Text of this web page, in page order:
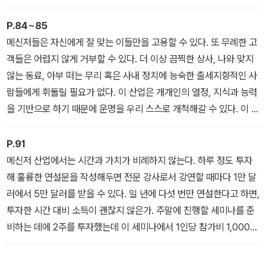
셀러 1위가 됐다. … 이들은 소소해 보이는 메시지에서 출발했다. 그
리고 이들 중 시작할 때부터 유명하고 부자였던 사람은 아무도 없다.
이 점이 가장 중요하다. 이들도 시작할 때는 당신과 마찬가지로 평범
했다. 일단 시작한 다음, 전문지식을 더욱 쌓고 자신의 메시지를 상품
화하고 홍보하는 법을 배우고 가능한 한 많은 사람들에게 전하는 방
법을 찾아 나갔던 것이다.
P.84~85
메신저들은 자신에게 잘 맞는 이들만을 고용할 수 있다. 또 무례한 고
객들은 어렵지 않게 거부할 수 있다. 더 이상 끔찍한 상사, 나와 맞지
않는 동료, 아부 떠는 무리 혹은 사내 정치에 능숙한 출세지향적인 사
람들에게 휘둘릴 필요가 없다. 이 산업은 개개인의 열정, 지식과 능력
을 기반으로 하기 때문에 운명을 우리 스스로 개척해갈 수 있다. 이 외
에 메신저 집단에 속함으로써 누릴 수 있는 장점은 여러 가지가 있다.
메신저로 일하면 협력, 조인트 벤처Joint Venture(2인 이상의 업자
가 하나의 일을 하는 공동 계약), 콘텐츠 공유, 홍보 파트너십을 적극
적으로 이용할 수 있다. 메신저의 최우선의 임무는 메시지를 사람들
에게 전달하는 일이다. 그러므로 우리는 메시지를 더 넓게 나눌 수 있
는 모든 기회를 적극 이용한다. 메신저들끼리 서로 상대방을 인터뷰
하거나 다른 사람의 책이나 상품에 등장하는 것이다.
P.91
메신저 산업에서는 시간과 가치가 비례하지 않는다. 하루 정도 투자
해 훌륭한 연설문을 작성해두면 전문 강사로서 강연할 때마다 1만 달
러에서 5만 달러를 받을 수 있다. 일 년에 다섯 번만 연설한다고 하면,
투자한 시간 대비 소득이 괜찮지 않은가. 주말에 진행할 세미나를 준
비하는 데에 2주를 투자했는데 이 세미나에서 1인당 참가비 1,000달
러를 받고 500명의 참가자를 모집하는 데 성공했다면 당신은 2주 만